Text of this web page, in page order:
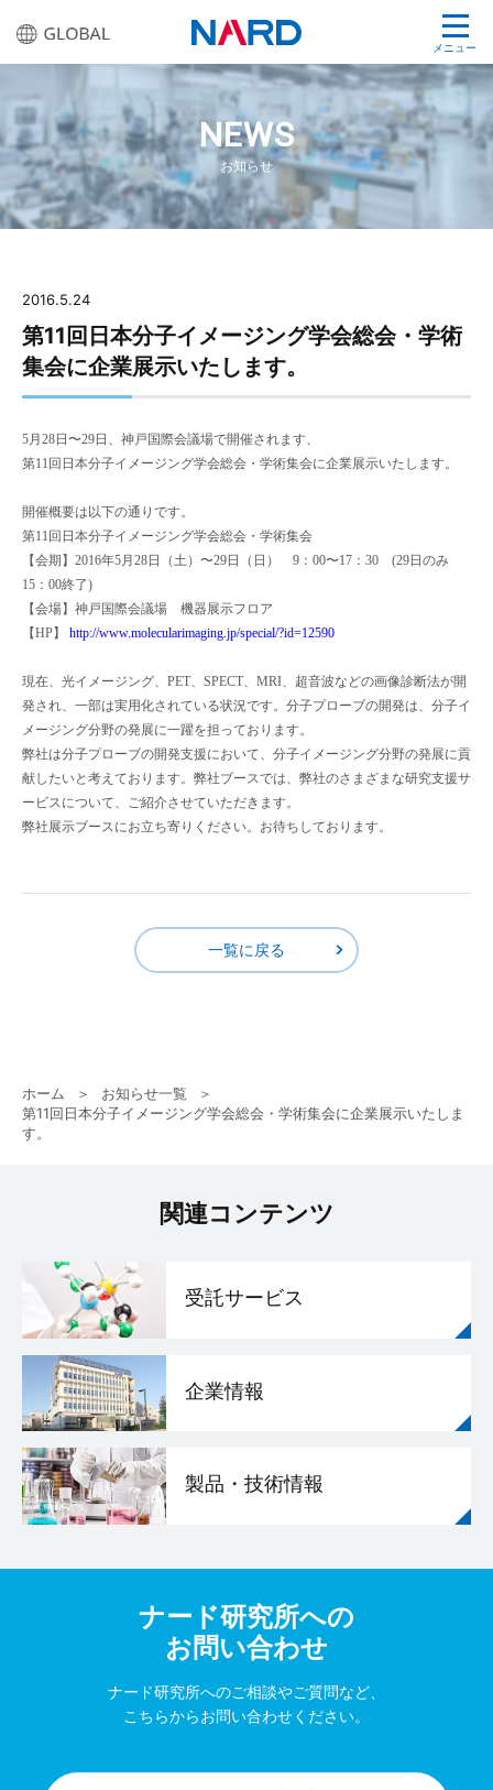
メニュー
NEWS
お知らせ
2016.5.24
第11回日本分子イメージング学会総会・学術
集会に企業展示いたします。
5月 28日〜29日、神戸国際会議場で開催されます、
第11 回日本分子イメージング学会総会・学術集会に企業展示いたします。
開催概要は以下の通りです。
第11 回日本分子イメージング学会総会・学術集会
【会期】 2016年5月 28日（土）〜29日（日） 9 ： 00〜17 ： 30 (29日のみ
15 ： 00終了)
【会場】神戸国際会議場 機器展示フロア
【HP】 http://www.molecularimaging.jp/special/?id=12590
現在、光イメージング、 PET、 SPECT、 MRI、超音波などの画像診断法が開
発され、一部は実用化されている状況です。分子プローブの開発は、分子イ
メージング分野の発展に一躍を担っております。
弊社は分子プローブの開発支援において、分子イメージング分野の発展に貢
献したいと考えております。弊社ブースでは、弊社のさまざまな研究支援サ
ービスについて、ご紹介させていただきます。
弊社展示ブースにお立ち寄りください。お待ちしております。
一覧に戻る
ホーム
お知らせ一覧
第11回日本分子イメージング学会総会・学術集会に企業展示いたしま
す。
関連コンテンツ
受託サービス
企業情報
製品・技術情報
ナード研究所への
お問い合わせ
ナード研究所へのご相談やご質問など、
こちらからお問い合わせください。